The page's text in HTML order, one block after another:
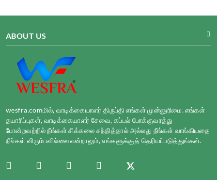
ABOUT US
wesfra.comமில், வாடிக்கையாளர் திருப்தி எங்கள் முன்னுரிமை. எங்கள்
தயாரிப்புகள், வாடிக்கையாளர் சேவை, கப்பல் போக்குவரத்து
போன்றவற்றில் நீங்கள் சிக்கலை சந்தித்தால் அல்லது நீங்கள் வாங்கியதை
நீங்கள் விரும்பவில்லை என்றாலும், எங்களுக்குத் தெரியப்படுத்துங்கள்.